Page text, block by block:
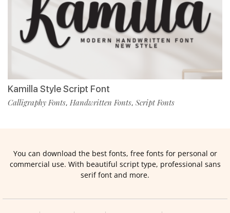
Kamilla Style Script Font
Calligraphy Fonts, Handwritten Fonts, Script Fonts
You can download the best fonts, free fonts for personal or
commercial use. With beautiful script type, professional sans
serif font and more.